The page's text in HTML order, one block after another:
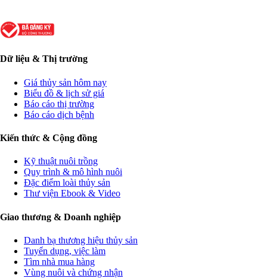
Dữ liệu & Thị trường
Giá thủy sản hôm nay
Biểu đồ & lịch sử giá
Báo cáo thị trường
Báo cáo dịch bệnh
Kiến thức & Cộng đồng
Kỹ thuật nuôi trồng
Quy trình & mô hình nuôi
Đặc điểm loài thủy sản
Thư viện Ebook & Video
Giao thương & Doanh nghiệp
Danh bạ thương hiệu thủy sản
Tuyển dụng, việc làm
Tìm nhà mua hàng
Vùng nuôi và chứng nhận